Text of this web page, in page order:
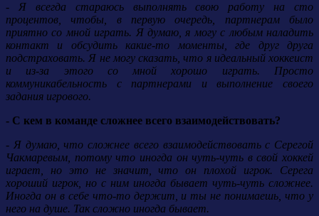
- Я всегда стараюсь выполнять свою работу на сто
процентов, чтобы, в первую очередь, партнерам было
приятно со мной играть. Я думаю, я могу с любым наладить
контакт и обсудить какие-то моменты, где друг друга
подстраховать. Я не могу сказать, что я идеальный хоккеист
и из-за этого со мной хорошо играть. Просто
коммуникабельность с партнерами и выполнение своего
задания игрового.
- С кем в команде сложнее всего взаимодействовать?
- Я думаю, что сложнее всего взаимодействовать с Серегой
Чакмаревым, потому что иногда он чуть-чуть в свой хоккей
играет, но это не значит, что он плохой игрок. Серега
хороший игрок, но с ним иногда бывает чуть-чуть сложнее.
Иногда он в себе что-то держит, и ты не понимаешь, что у
него на душе. Так сложно иногда бывает.